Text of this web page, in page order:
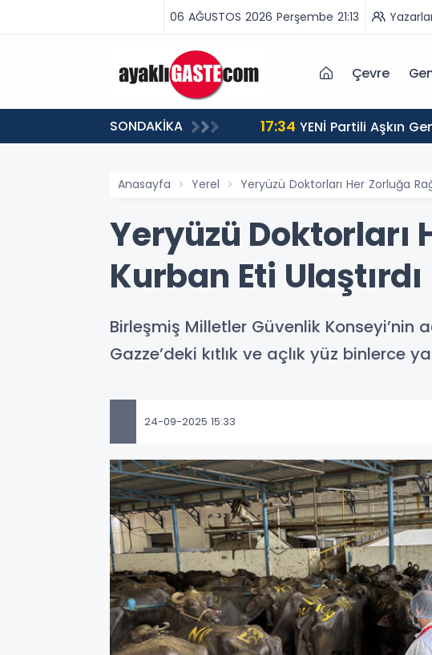
06 AĞUSTOS 2026 Perşembe 21:13
Çevre
SONDAKİKA 17:34 YENİ Partili Aşkın Genç: Türkiye’de emekçi Almanya’dan yüzde 25 fazla çalışıyor, asgari ücret ayın 18
gününe yetiyor
Anasayfa Yerel Yeryüzü Doktorları Her Zorluğa
Yeryüzü Doktorları
Kurban Eti Ulaştırdı
Birleşmiş Milletler Güvenlik Konseyi’nin
Gazze’deki kıtlık ve açlık yüz binlerce
24-09-2025 15:33